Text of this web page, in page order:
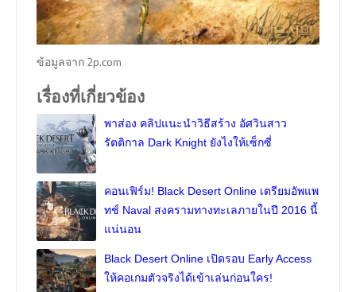
ข้อมูลจาก 2p.com
เรื่องที่เกี่ยวข้อง
พาส่อง คลิปแนะนำวิธีสร้าง อัศวินสาว
รัตติกาล Dark Knight ยังไงให้เซ็กซี่
คอนเฟิร์ม! Black Desert Online เตรียมอัพแพ
ทช์ Naval สงครามทางทะเลภายในปี 2016 นี้
แน่นอน
Black Desert Online เปิดรอบ Early Access
ให้คอเกมตัวจริงได้เข้าเล่นก่อนใคร!